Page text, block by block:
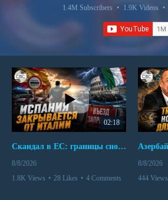
1.4M Subscribers • 1.9K Videos •
02:18
Скандал в ЕС: границы снова под контролем
8/8/2026
1.8K Views • 28 Likes • 4 Comments
8/8/2026
444 Views